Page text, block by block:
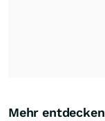
Mehr entdecken